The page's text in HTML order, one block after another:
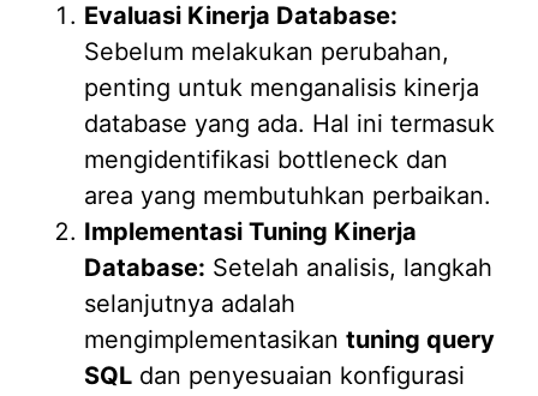
Evaluasi Kinerja Database:
Sebelum melakukan perubahan,
penting untuk menganalisis kinerja
database yang ada. Hal ini termasuk
mengidentifikasi bottleneck dan
area yang membutuhkan perbaikan.
Implementasi Tuning Kinerja
Database: Setelah analisis, langkah
selanjutnya adalah
mengimplementasikan tuning query
SQL dan penyesuaian konfigurasi